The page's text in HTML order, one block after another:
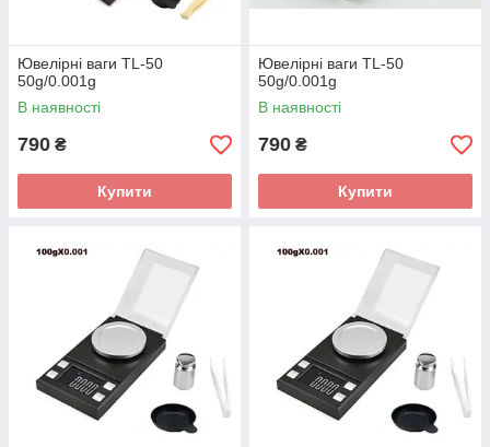
Ювелірні ваги TL-50
50g/0.001g
В наявності
790 ₴
Купити
Ювелірні ваги TL-50
50g/0.001g
В наявності
790 ₴
Купити